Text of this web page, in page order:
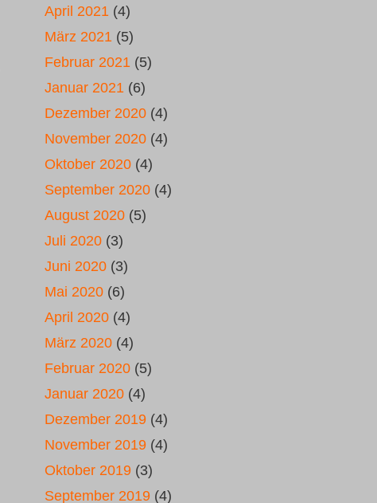
April 2021 (4)
März 2021 (5)
Februar 2021 (5)
Januar 2021 (6)
Dezember 2020 (4)
November 2020 (4)
Oktober 2020 (4)
September 2020 (4)
August 2020 (5)
Juli 2020 (3)
Juni 2020 (3)
Mai 2020 (6)
April 2020 (4)
März 2020 (4)
Februar 2020 (5)
Januar 2020 (4)
Dezember 2019 (4)
November 2019 (4)
Oktober 2019 (3)
September 2019 (4)